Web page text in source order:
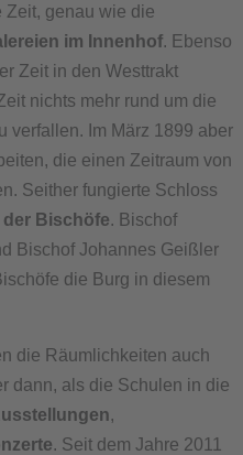
Zeit, genau wie die
im Innenhof. Ebenso
Zeit in den Westtrakt
nichts mehr rund um die
verfallen. Im März 1899 aber
die einen Zeitraum von
Seither fungierte Schloss
Bischöfe. Bischof
Bischof Johannes Geißler
die Burg in diesem
die Räumlichkeiten auch
dann, als die Schulen in die
,
. Seit dem Jahre 2011